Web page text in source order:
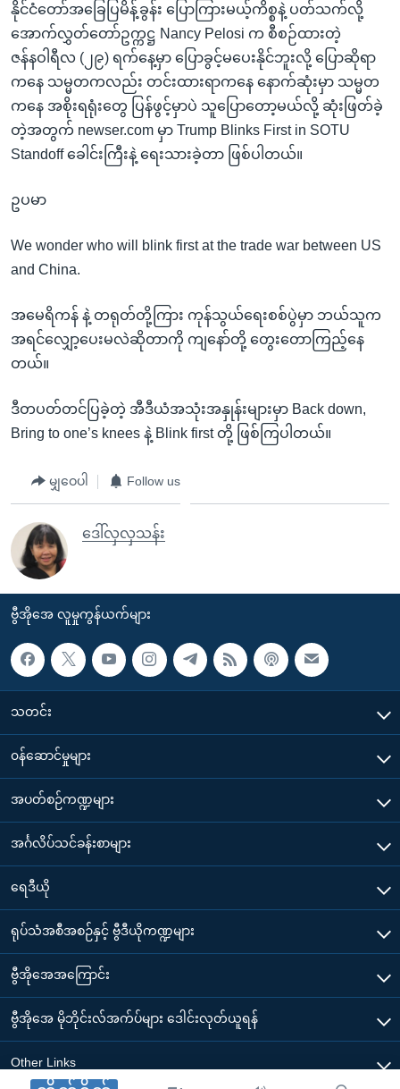
နိုင်ငံတော်အခြေပြမိန့်ခွန်း ပြောကြားမယ့်ကိစ္စနဲ့ ပတ်သက်လို့
အောက်လွှတ်တော်ဥက္ကဋ္ဌ Nancy Pelosi က စီစဉ်ထားတဲ့
ဇန်နဝါရီလ (၂၉) ရက်နေ့မှာ ပြောခွင့်မပေးနိုင်ဘူးလို့ ပြောဆိုရာ
ကနေ သမ္မတကလည်း တင်းထားရာကနေ နောက်ဆုံးမှာ သမ္မတ
ကနေ အစိုးရရုံးတွေ ပြန်ဖွင့်မှာပဲ သူပြောတော့မယ်လို့ ဆုံးဖြတ်ခဲ့
တဲ့အတွက် newser.com မှာ Trump Blinks First in SOTU
Standoff ခေါင်းကြီးနဲ့ ရေးသားခဲ့တာ ဖြစ်ပါတယ်။
ဥပမာ
We wonder who will blink first at the trade war between US
and China.
အမေရိကန် နဲ့ တရုတ်တို့ကြား ကုန်သွယ်ရေးစစ်ပွဲမှာ ဘယ်သူက
အရင်လျှော့ပေးမလဲဆိုတာကို ကျနော်တို့ တွေးတောကြည့်နေ
တယ်။
ဒီတပတ်တင်ပြခဲ့တဲ့ အီဒီယံအသုံးအနှုန်းများမှာ Back down,
Bring to one’s knees နဲ့ Blink first တို့ ဖြစ်ကြပါတယ်။
မျှဝေပါ Follow us
ဒေါ်လှလှသန်း
ဗွီအိုအေ လူမှုကွန်ယက်များ
သတင်း
၀န်ဆောင်မှုများ
အပတ်စဉ်ကဏ္ဍများ
အင်္ဂလိပ်သင်ခန်းစာများ
ရေဒီယို
ရုပ်သံအစီအစဉ်နှင့် ဗွီဒီယိုကဏ္ဍများ
ဗွီအိုအေအကြောင်း
ဗွီအိုအေ မိုဘိုင်းလ်အက်ပ်များ ဒေါင်းလုတ်ယူရန်
Other Links